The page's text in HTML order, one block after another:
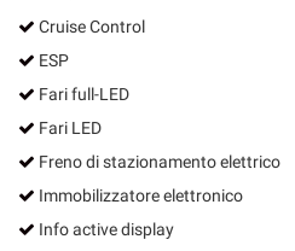
Cruise Control
ESP
Fari full-LED
Fari LED
Freno di stazionamento elettrico
Immobilizzatore elettronico
Info active display